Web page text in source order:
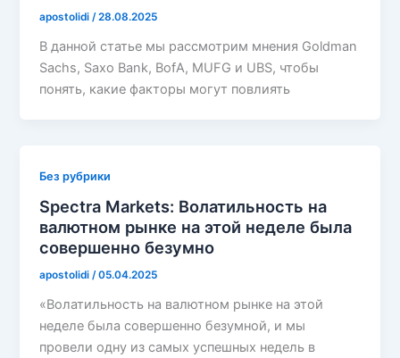
apostolidi/28.08.2025
В данной статье мы рассмотрим мнения Goldman
Sachs, Saxo Bank, BofA, MUFG и UBS, чтобы
понять, какие факторы могут повлиять
Без рубрики
Spectra Markets: Волатильность на
валютном рынке на этой неделе была
совершенно безумно
apostolidi/05.04.2025
«Волатильность на валютном рынке на этой
неделе была совершенно безумной, и мы
провели одну из самых успешных недель в